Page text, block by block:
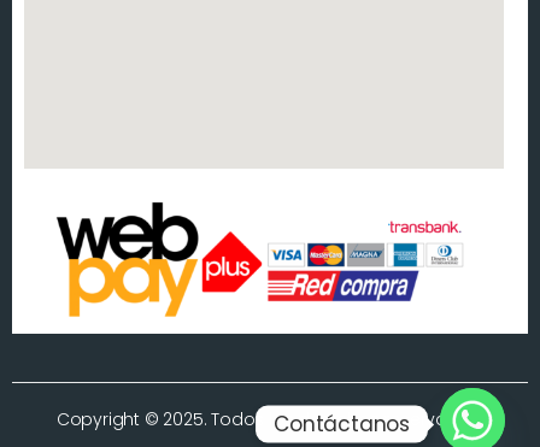
Copyright © 2025. Todos los derechos reservados.
Contáctanos